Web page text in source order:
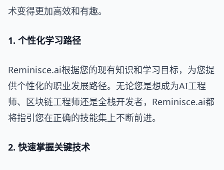
术变得更加高效和有趣。
1. 个性化学习路径
Reminisce.ai根据您的现有知识和学习目标，为您提
供个性化的职业发展路径。无论您是想成为AI工程
师、区块链工程师还是全栈开发者，Reminisce.ai都
将指引您在正确的技能集上不断前进。
2. 快速掌握关键技术